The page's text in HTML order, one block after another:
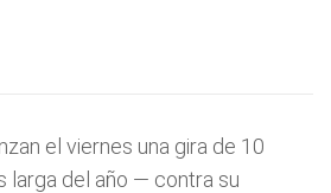
el viernes una gira de 10
larga del año — contra su